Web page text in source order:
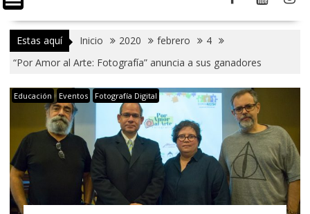
Estas aquí Inicio 2020 febrero
4
“Por Amor al Arte: Fotografía” anuncia a sus ganadores
Educación Eventos Fotografía Digital